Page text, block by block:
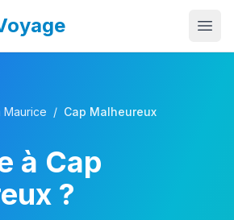
Maurice / Cap Malheureux
à Cap
?